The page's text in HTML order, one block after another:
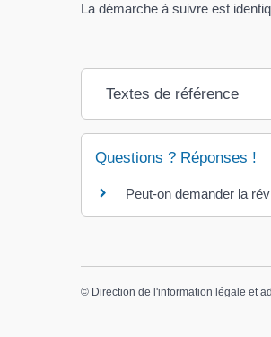
La démarche à suivre est
Textes de référence
Questions ? Réponses !
Peut-on demander la
© Direction de l'information légale et